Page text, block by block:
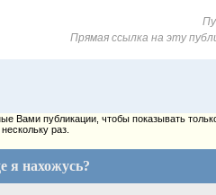
Прямая ссылка на эту
публикации, чтобы показывать
нескольку раз.
я нахожусь?